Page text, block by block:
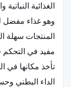
الغذائية النباتية
وهو غذاء مفضل
المنتجات سهلة
مفيد في التحكم
تأخذ مكانها في
الداء البطني